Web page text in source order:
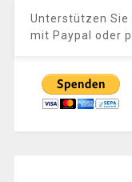
Unterstützen
mit Paypal oder